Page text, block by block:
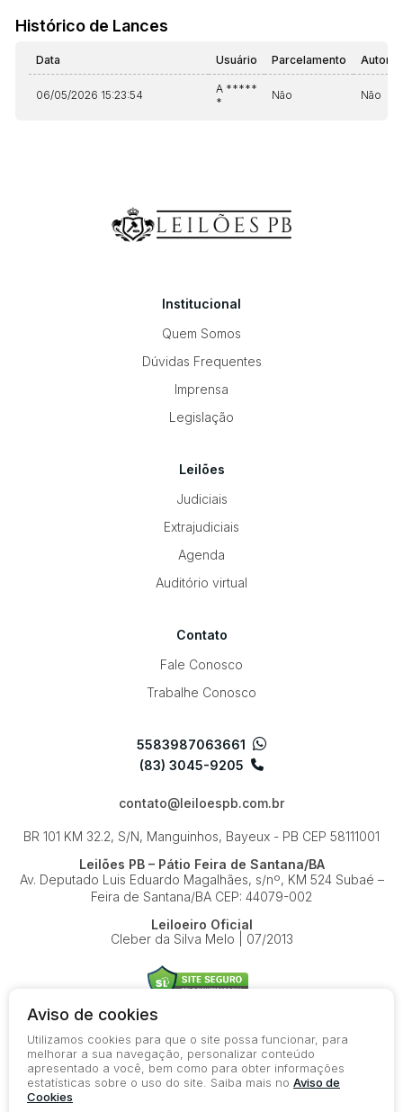
Histórico de Lances
Data Usuário Parcelamento
06/05/2026 15:23:54
A *****
*
Não Não
Institucional
Quem Somos
Dúvidas Frequentes
Imprensa
Legislação
Leilões
Judiciais
Extrajudiciais
Agenda
Auditório virtual
Contato
Fale Conosco
Trabalhe Conosco
5583987063661
(83) 3045-9205
contato@leiloespb.com.br
BR 101 KM 32.2, S/N, Manguinhos, Bayeux - PB CEP 58111001
Leilões PB – Pátio Feira de Santana/BA
Av. Deputado Luis Eduardo Magalhães, s/nº, KM 524Subaé –
Feira de Santana/BA CEP: 44079-002
Leiloeiro Oficial
Cleber da Silva Melo | 07/2013
© 2026-present - Todos os direitos reservados
Política de Privacidade
Aviso de cookies
Utilizamos cookies para que o site possa funcionar, para
melhorar a sua navegação, personalizar conteúdo
apresentado a você, bem como para obter informações
estatísticas sobre o uso do site. Saiba mais no Aviso de
Cookies